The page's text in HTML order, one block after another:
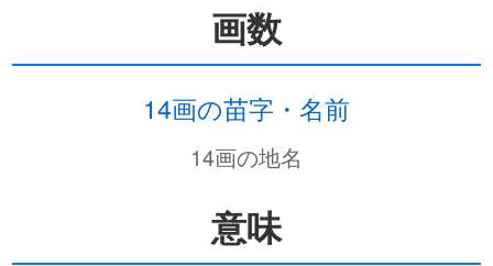
画数
14画の苗字・名前
14画の地名
意味